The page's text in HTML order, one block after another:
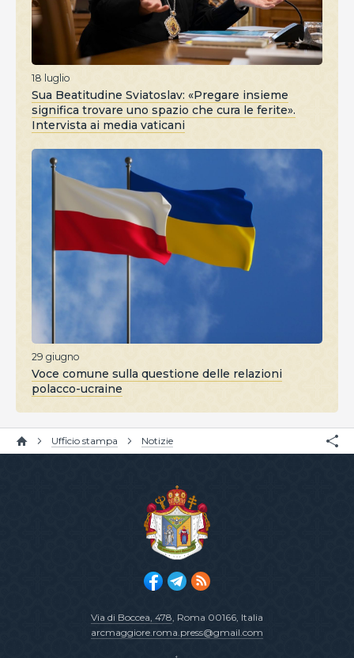
18 luglio
Sua Beatitudine Sviatoslav: «Pregare insieme
significa trovare uno spazio che cura le ferite».
Intervista ai media vaticani
29 giugno
Voce comune sulla questione delle relazioni
polacco-ucraine
Ufficio stampa Notizie
Via di Boccea, 478, Roma 00166, Italia
arcmaggiore.roma.press@gmail.com